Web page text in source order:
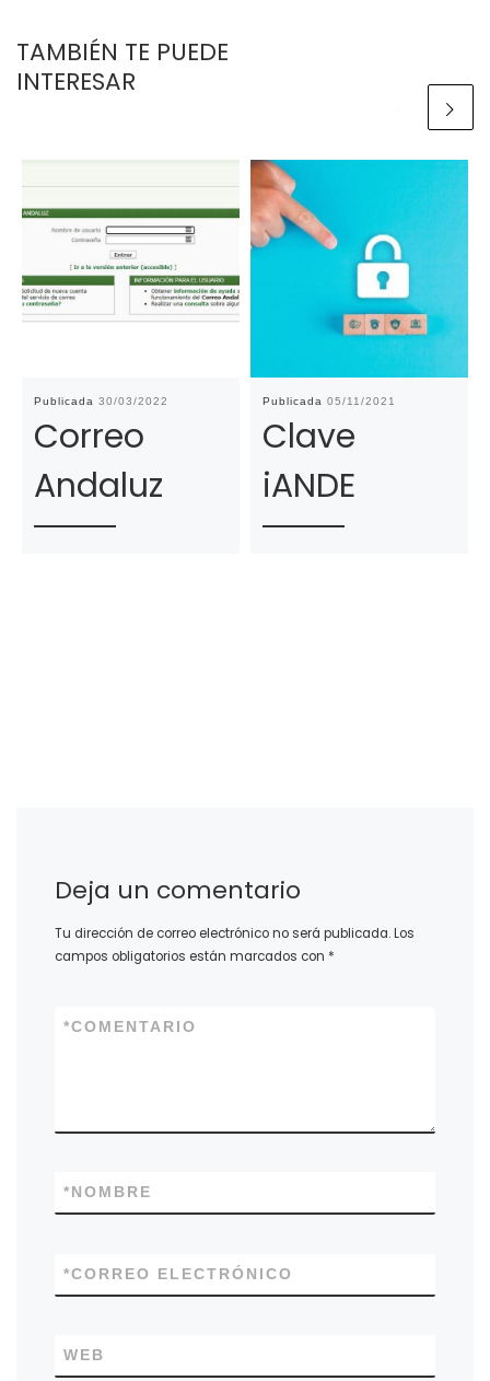
TAMBIÉN TE PUEDE
INTERESAR
Publicada 30/03/2022
Correo
Andaluz
Publicada 05/11/2021
Clave
iANDE
Deja un comentario
Tu dirección de correo electrónico no será publicada.Los
campos obligatorios están marcados con *
COMENTARIO
*
NOMBRE
*
CORREO ELECTRÓNICO
*
WEB